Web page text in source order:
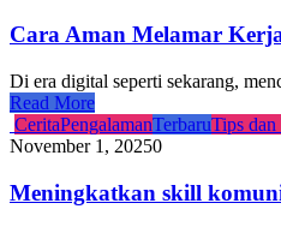
Cara Aman Melamar
Di era digital seperti sekarang,
Read More
CeritaPengalamanTerbaruTips
November 1, 20250
Meningkatkan skill